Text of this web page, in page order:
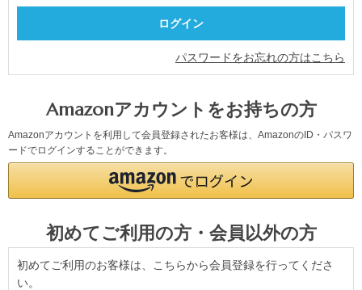
パスワードをお忘れの方はこちら
Amazonアカウントをお持ちの方
Amazonアカウントを利用して会員登録されたお客様は、AmazonのID・パスワ
ードでログインすることができます。
初めてご利用の方・会員以外の方
初めてご利用のお客様は、こちらから会員登録を行ってくださ
い。